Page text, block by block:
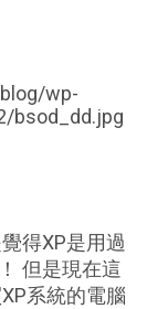
wp-
bsod_dd.jpg
得XP是用過
但是現在這
系統的電腦